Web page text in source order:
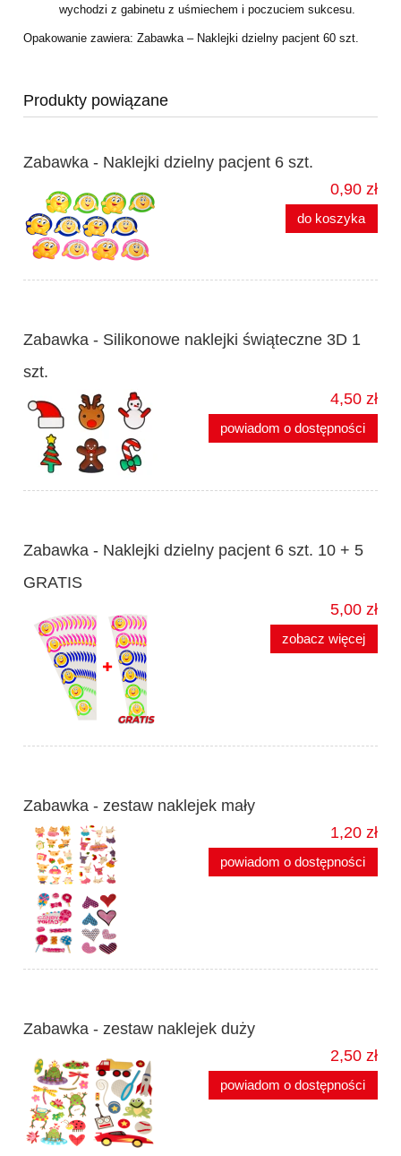
wychodzi z gabinetu z uśmiechem i poczuciem sukcesu.
Opakowanie zawiera: Zabawka – Naklejki dzielny pacjent 60 szt.
Produkty powiązane
Zabawka - Naklejki dzielny pacjent 6 szt.
0,90 zł
do koszyka
Zabawka - Silikonowe naklejki świąteczne 3D 1
szt.
4,50 zł
powiadom o dostępności
Zabawka - Naklejki dzielny pacjent 6 szt. 10 + 5
GRATIS
5,00 zł
zobacz więcej
Zabawka - zestaw naklejek mały
1,20 zł
powiadom o dostępności
Zabawka - zestaw naklejek duży
2,50 zł
powiadom o dostępności